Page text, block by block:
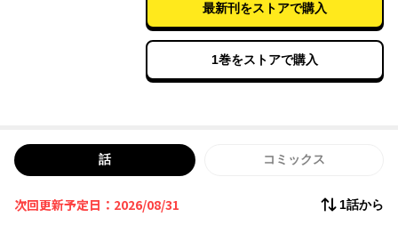
最新刊をストアで購入
1巻をストアで購入
話 コミックス
次回更新予定日：2026/08/31 1話から